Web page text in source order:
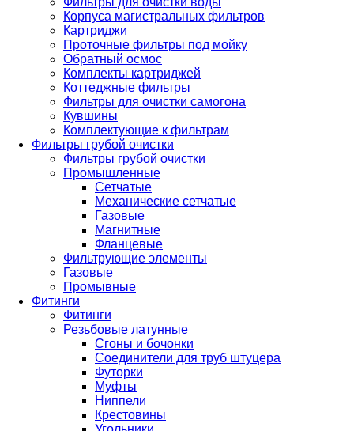
Корпуса магистральных фильтров
Картриджи
Проточные фильтры под мойку
Обратный осмос
Комплекты картриджей
Коттеджные фильтры
Фильтры для очистки самогона
Кувшины
Комплектующие к фильтрам
Фильтры грубой очистки
Фильтры грубой очистки
Промышленные
Сетчатые
Механические сетчатые
Газовые
Магнитные
Фланцевые
Фильтрующие элементы
Газовые
Промывные
Фитинги
Фитинги
Резьбовые латунные
Сгоны и бочонки
Соединители для труб штуцера
Футорки
Муфты
Ниппели
Крестовины